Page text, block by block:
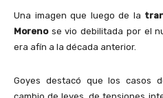
Una imagen que luego de la
Morenose vio debilitada por el
era afín a la década anterior.
Goyes destacó que los casos